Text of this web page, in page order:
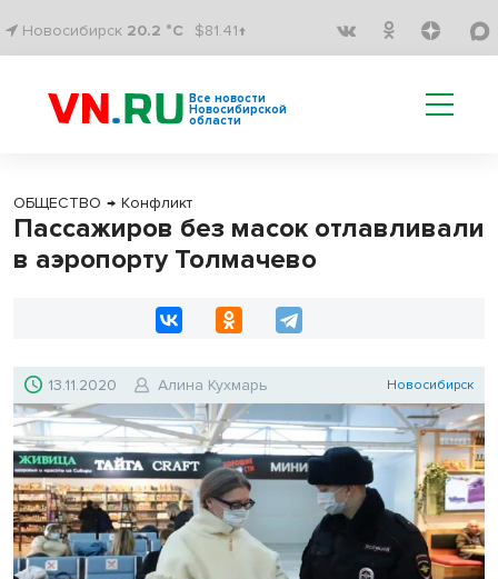
Новосибирск 20.2 °C $81.41↑
Все новости
Новосибирской
области
ОБЩЕСТВО → Конфликт
Пассажиров без масок отлавливали
в аэропорту Толмачево
13.11.2020 Алина Кухмарь Новосибирск